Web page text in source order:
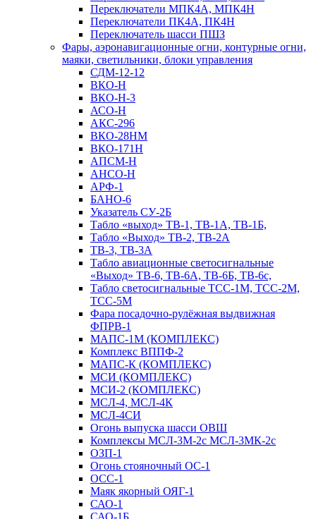
Переключатели МПК4А, МПК4Н
Переключатели ПК4А, ПК4Н
Переключатель шасси ПШЗ
Фары, аэронавигационные огни, контyрные огни,
маяки, светильники, блоки управления
СДМ-12-12
ВКО-Н
ВКО-Н-3
АСО-Н
АКС-296
ВКО-28НМ
ВКО-171Н
АПСМ-Н
АНСО-Н
АРФ-1
БАНО-6
Указатель СУ-2Б
Табло «выход» ТВ-1, ТВ-1А, ТВ-1Б,
Табло «Выход» ТВ-2, ТВ-2А
ТВ-3, ТВ-3А
Табло авиационные светосигнальные
«Выход» ТВ-6, ТВ-6А, ТВ-6Б, ТВ-6с,
Табло светосигнальные ТСС-1М, ТСС-2М,
ТСС-5М
Фара посадочно-рулёжная выдвижная
ФПРВ-1
МАПС-1М (КОМПЛЕКС)
Комплекс ВППФ-2
МАПС-К (КОМПЛЕКС)
МСИ (КОМПЛЕКС)
МСИ-2 (КОМПЛЕКС)
МСЛ-4, МСЛ-4К
МСЛ-4СИ
Огонь выпуска шасси ОВШ
Комплексы МСЛ-3М-2с МСЛ-3МК-2с
ОЗП-1
Огонь стояночный ОС-1
ОСС-1
Маяк якорный ОЯГ-1
САО-1